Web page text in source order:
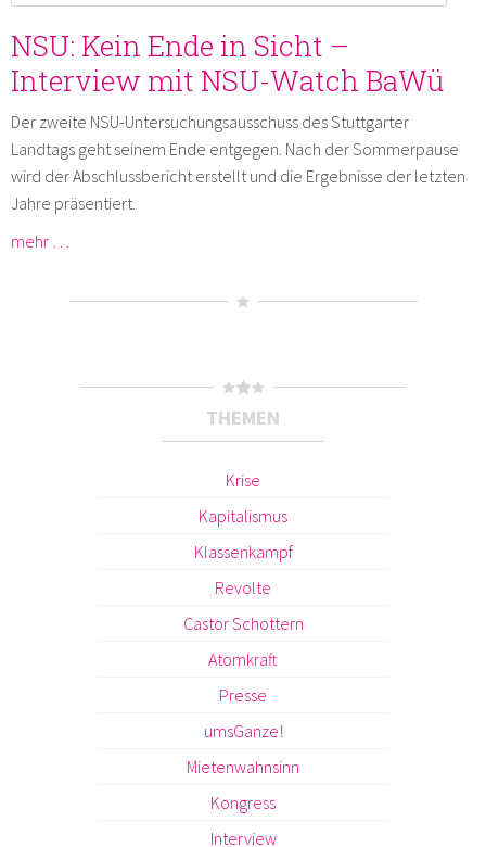
NSU: Kein Ende in Sicht –
Interview mit NSU-Watch BaWü
Der zweite NSU-Untersuchungsausschuss des Stuttgarter
Landtags geht seinem Ende entgegen. Nach der Sommerpause
wird der Abschlussbericht erstellt und die Ergebnisse der letzten
Jahre präsentiert.
mehr …
THEMEN
Krise
Kapitalismus
Klassenkampf
Revolte
Castor Schottern
Atomkraft
Presse
umsGanze!
Mietenwahnsinn
Kongress
Interview